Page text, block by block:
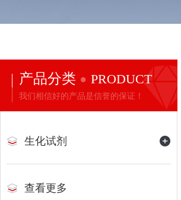
产品分类 PRODUCT
我们相信好的产品是信誉的保证！
生化试剂
查看更多